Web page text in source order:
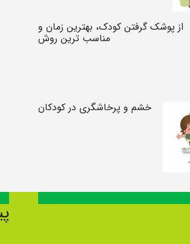
از پوشک گرفتن کودک، بهترین زمان و
مناسب ترین روش
خشم و پرخاشگری در کودکان